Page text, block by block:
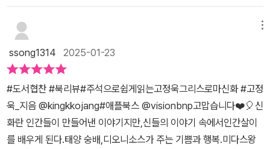
의 태도와 무리한 행동으로 자신을 증명하려했던 파에톤에 대해 이야
기 나누면서 자신을 증명하기위해 용기를 내고 도전하는 것도 멋지지
만 누군가의 조언에도 귀기울이는 것도 필요하지 않을까 생각하게 된
다신들도 인간과 같은 실수를 하고 후회하기도 한다. 신이나 영웅들
의 이야기 속에서 작은 존재인 인간도 꿈을 가지고 용기있게 도전하
는 법도 배우게 된다《주석으로 쉽게 읽는 고정욱 그리스로마 신화》
는 술술 읽히며 아이들의 호기심과 눈높이에 맞게 그려져 더욱 집중
장 재미있었던 에피소드는미다스 왕과 이카로스의 이야기였는데요.
인간의 욕심에 대해 생각해 보게 되었답니다. 이미 알고 있는 이야기
지만, 쉽고 재미있게 술술 읽히는 게 이 책의 장점인 것 같아요!여러
챕터로 나누어져 있어 읽기에도 부담이없는 고정욱 작가님의 '그리스
로마 신화' 추천해요
ssong1314 2025-01-23
#도서협찬 #북리뷰#주석으로쉽게읽는고정욱그리스로마신화 #고정
욱_지음 @kingkkojang#애플북스 @visionbnp고맙습니다❤️🎈신
화란 인간들이 만들어낸 이야기지만,신들의 이야기 속에서인간살이
를 배우게 된다.태양 숭배,디오니소스가 주는 기쁨과 행복.미다스왕